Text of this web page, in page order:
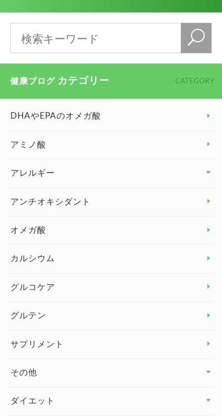
健康ブログ カテゴリー CATEGORY
DHAやEPAのオメガ酸
アミノ酸
アレルギー
アレルギー トップ
アンチオキシダント
オメガ酸
カルシウム
グルコケア
グルテン
サプリメント
その他
その他 トップ
ダイエット